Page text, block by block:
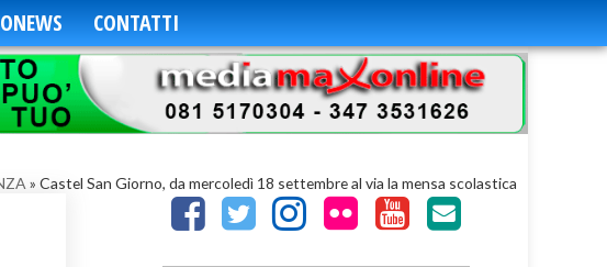
CONTATTI
» Castel San Giorno, da mercoledì 18 settembre al via la mensa scolastica